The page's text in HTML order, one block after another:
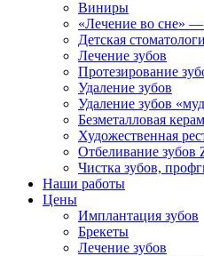
Виниры
«Лечение во сне» —
Детская
Лечение зубов
Протезирование
Удаление зубов
Удаление зубов
Безметалловая
Художественная
Отбеливание зубов
Чистка зубов,
Наши работы
Цены
Имплантация зубов
Брекеты
Лечение зубов